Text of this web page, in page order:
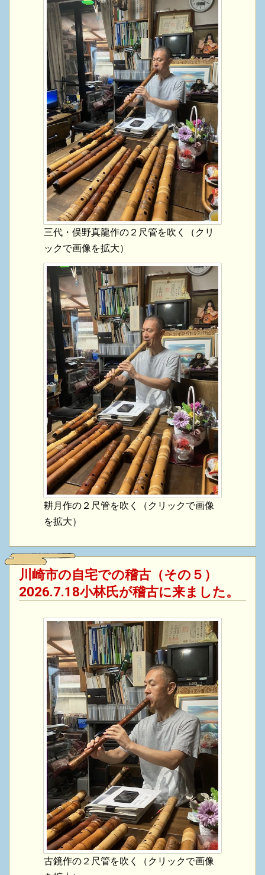
三代・俣野真龍作の２尺管を吹く（クリ
ックで画像を拡大）
耕月作の２尺管を吹く（クリックで画像
を拡大）
川崎市の自宅での稽古（その５）
2026.7.18小林氏が稽古に来ました。
古鏡作の２尺管を吹く（クリックで画像